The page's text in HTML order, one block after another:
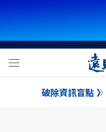
破除資訊盲點